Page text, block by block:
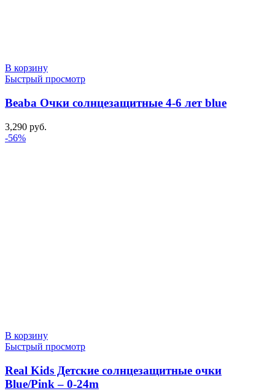
В корзину
Быстрый просмотр
Beaba Очки солнцезащитные 4-6 лет blue
3,290 руб.
-56%
В корзину
Быстрый просмотр
Real Kids Детские солнцезащитные очки
Blue/Pink – 0-24m